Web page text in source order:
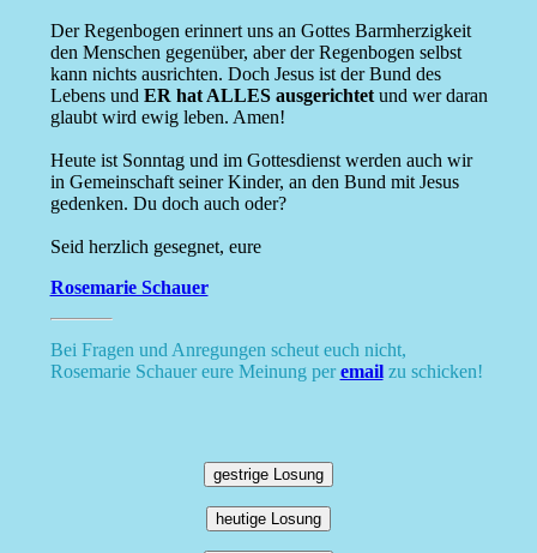
Der Regenbogen erinnert uns an Gottes Barmherzigkeit
den Menschen gegenüber, aber der Regenbogen selbst
kann nichts ausrichten. Doch Jesus ist der Bund des
Lebens und ER hat ALLES ausgerichtetund wer daran
glaubt wird ewig leben. Amen!
Heute ist Sonntag und im Gottesdienst werden auch wir
in Gemeinschaft seiner Kinder, an den Bund mit Jesus
gedenken. Du doch auch oder?
Seid herzlich gesegnet, eure
Rosemarie Schauer
Bei Fragen und Anregungen scheut euch nicht,
Rosemarie Schauer eure Meinung peremailzu schicken!
gestrige Losung
heutige Losung